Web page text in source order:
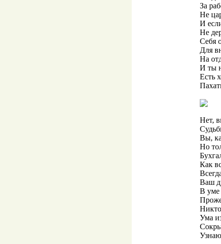
За
Не
И
Не
Себя
Для
На
И ты
Есть
Нет,
Вы,
Но
Как
Ваш
В уме
Ума